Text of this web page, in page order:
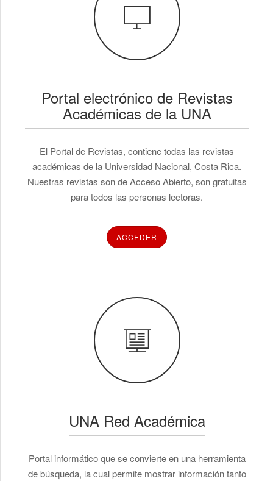
Portal electrónico de Revistas
Académicas de la UNA
El Portal de Revistas, contiene todas las revistas
académicas de la Universidad Nacional, Costa Rica.
Nuestras revistas son de Acceso Abierto, son gratuitas
para todos las personas lectoras.
ACCEDER
UNA Red Académica
Portal informático que se convierte en una herramienta
de búsqueda, la cual permite mostrar información tanto